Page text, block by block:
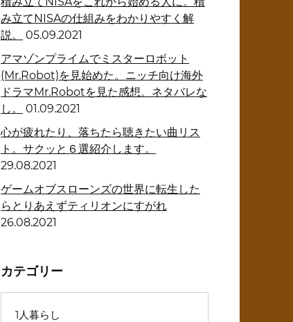
み立てNISAの仕組みをわかりやすく解
説。
05.09.2021
アマゾンプライムでミスターロボット
(Mr.Robot)を見始めた。ニッチ向け海外
ドラマMr.Robotを見た感想。ネタバレな
し。
01.09.2021
心が疲れたり、落ちたら聴きたい曲リス
ト。サクッと６選紹介します。
29.08.2021
ゲームオブスローンズの世界に転生した
らとりあえずティリオンにすがれ
26.08.2021
カテゴリー
1人暮らし